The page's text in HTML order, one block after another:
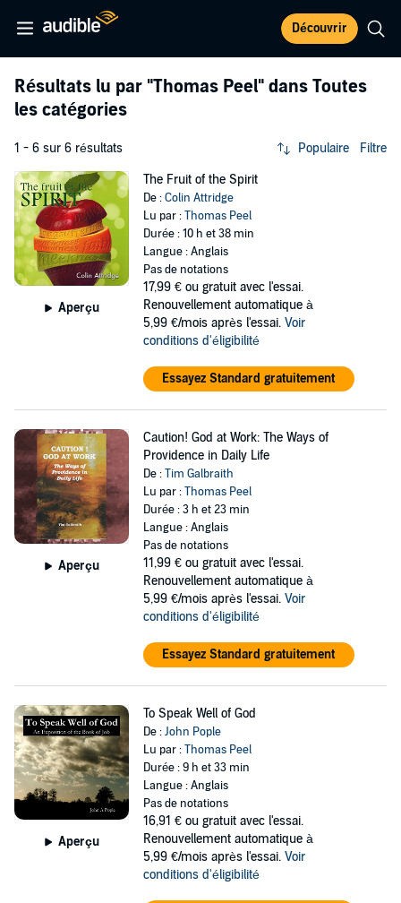
Découvrir
Résultats lu par "Thomas Peel" dans Toutes
les catégories
1 - 6 sur 6 résultats Populaire Filtre
Aperçu
The Fruit of the Spirit
De :Colin Attridge
Lu par :Thomas Peel
Durée : 10 h et 38 min
Langue : Anglais
Pas de notations
17,99 € ou gratuit avec l'essai.
Renouvellement automatique à
5,99 €/mois après l'essai. Voir
conditions d'éligibilité
Essayez Standard gratuitement
Aperçu
Caution! God at Work: The Ways of
Providence in Daily Life
De :Tim Galbraith
Lu par :Thomas Peel
Durée : 3 h et 23 min
Langue : Anglais
Pas de notations
11,99 € ou gratuit avec l'essai.
Renouvellement automatique à
5,99 €/mois après l'essai. Voir
conditions d'éligibilité
Essayez Standard gratuitement
Aperçu
To Speak Well of God
De :John Pople
Lu par :Thomas Peel
Durée : 9 h et 33 min
Langue : Anglais
Pas de notations
16,91 € ou gratuit avec l'essai.
Renouvellement automatique à
5,99 €/mois après l'essai. Voir
conditions d'éligibilité